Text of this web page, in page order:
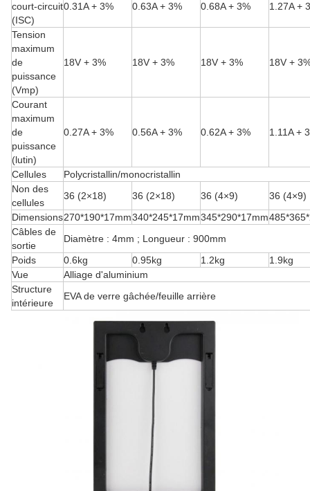
court-circuit
(ISC)
0.31A + 3% 0.63A + 3% 0.68A + 3% 1.27A +
Tension
maximum
de
puissance
(Vmp)
18V + 3% 18V + 3% 18V + 3% 18V +
Courant
maximum
de
puissance
(lutin)
0.27A + 3% 0.56A + 3% 0.62A + 3% 1.11A +
Cellules
Polycristallin/monocristallin
Non des
cellules
36 (2×18) 36 (2×18) 36 (4×9)
36 (4×9)
Dimensions270*190*17mm340*245*17mm345*290*17mm
Câbles de
sortie
Diamètre : 4mm ; Longueur : 900mm
Poids
0.6kg 0.95kg 1.2kg
1.9kg
Vue
Alliage d'aluminium
Structure
intérieure
EVA de verre gâchée/feuille arrière